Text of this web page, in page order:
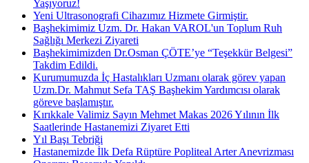
Yaşıyoruz!
Yeni Ultrasonografi Cihazımız Hizmete Girmiştir.
Başhekimimiz Uzm. Dr. Hakan VAROL'un Toplum Ruh
Sağlığı Merkezi Ziyareti
Başhekimimizden Dr.Osman ÇÖTE’ye “Teşekkür Belgesi”
Takdim Edildi.
Kurumumuzda İç Hastalıkları Uzmanı olarak görev yapan
Uzm.Dr. Mahmut Sefa TAŞ Başhekim Yardımcısı olarak
göreve başlamıştır.
Kırıkkale Valimiz Sayın Mehmet Makas 2026 Yılının İlk
Saatlerinde Hastanemizi Ziyaret Etti
Yıl Başı Tebriği
Hastanemizde İlk Defa Rüptüre Popliteal Arter Anevrizması